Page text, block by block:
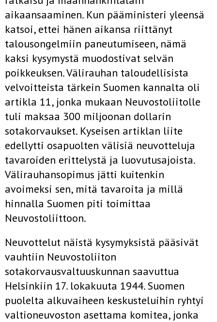
aikaansaaminen. Kun pääministeri yleensä
katsoi, ettei hänen aikansa riittänyt
talousongelmiin paneutumiseen, nämä
kaksi kysymystä muodostivat selvän
poikkeuksen. Välirauhan taloudellisista
velvoitteista tärkein Suomen kannalta oli
artikla 11, jonka mukaan Neuvostoliitolle
tuli maksaa 300 miljoonan dollarin
sotakorvaukset. Kyseisen artiklan liite
edellytti osapuolten välisiä neuvotteluja
tavaroiden erittelystä ja luovutusajoista.
Välirauhansopimus jätti kuitenkin
avoimeksi sen, mitä tavaroita ja millä
hinnalla Suomen piti toimittaa
Neuvostoliittoon.
Neuvottelut näistä kysymyksistä pääsivät
vauhtiin Neuvostoliiton
sotakorvausvaltuuskunnan saavuttua
Helsinkiin 17. lokakuuta 1944. Suomen
puolelta alkuvaiheen keskusteluihin ryhtyi
valtioneuvoston asettama komitea, jonka